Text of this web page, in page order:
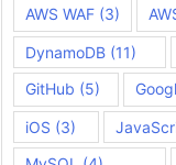
AWS WAF (3)
DynamoDB (11)
GitHub (5)
iOS (3)